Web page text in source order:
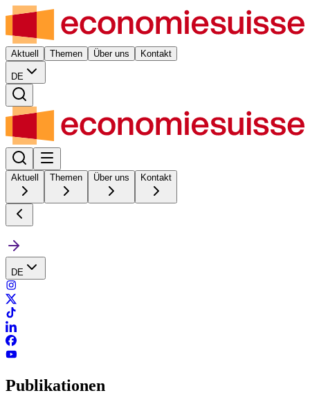
Aktuell Themen Über uns Kontakt
DE
Aktuell Themen Über uns Kontakt
DE
Publikationen